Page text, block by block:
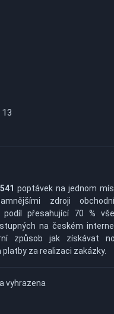
poptávek na jednom
zdroji
přesahující 70 %
na českém
způsob jak získávat
za realizaci zakázky.
vyhrazena